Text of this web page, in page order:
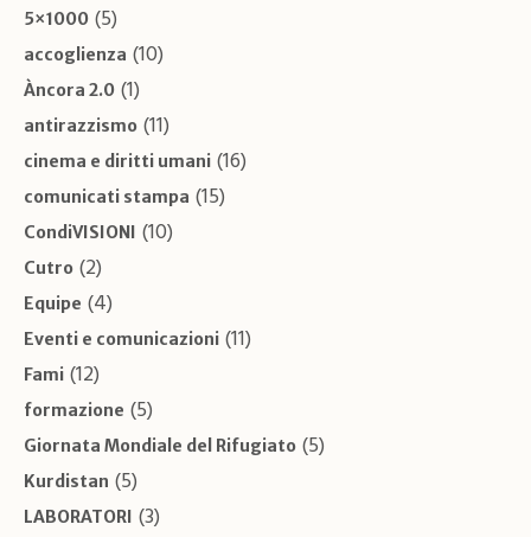
5×1000 (5)
accoglienza (10)
Àncora 2.0 (1)
antirazzismo (11)
cinema e diritti umani (16)
comunicati stampa (15)
CondiVISIONI (10)
Cutro (2)
Equipe (4)
Eventi e comunicazioni (11)
Fami (12)
formazione (5)
Giornata Mondiale del Rifugiato (5)
Kurdistan (5)
LABORATORI (3)